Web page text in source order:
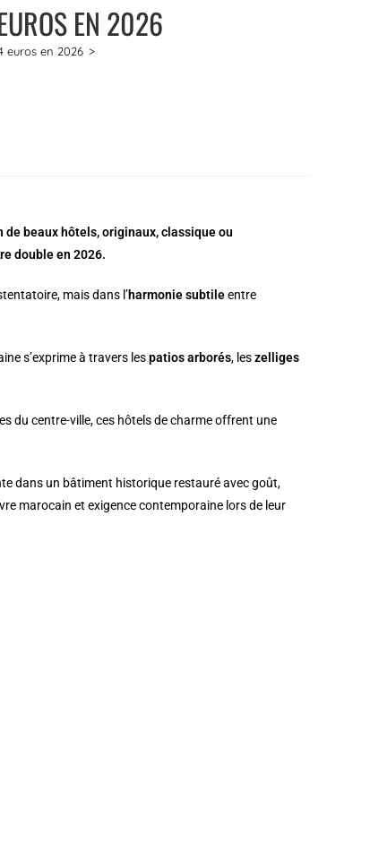
EN 2026
euros en 2026 >
beaux hôtels, originaux, classique ou
double en 2026.
mais dans l’harmonie subtileentre
s’exprime à travers lespatios arborés, leszelliges
du centre-ville, ces hôtels de charme offrent une
dans un bâtiment historique restauré avec goût,
marocain et exigence contemporaine lors de leur